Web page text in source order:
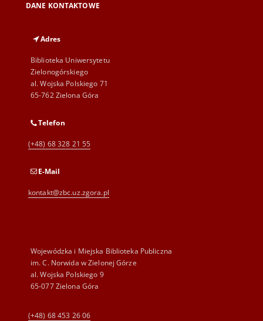
DANE KONTAKTOWE
Adres
Biblioteka Uniwersytetu
Zielonogórskiego
al. Wojska Polskiego 71
65-762 Zielona Góra
Telefon
(+48) 68 328 21 55
E-Mail
kontakt@zbc.uz.zgora.pl
Wojewódzka i Miejska Biblioteka Publiczna
im. C. Norwida w Zielonej Górze
al. Wojska Polskiego 9
65-077 Zielona Góra
(+48) 68 453 26 06